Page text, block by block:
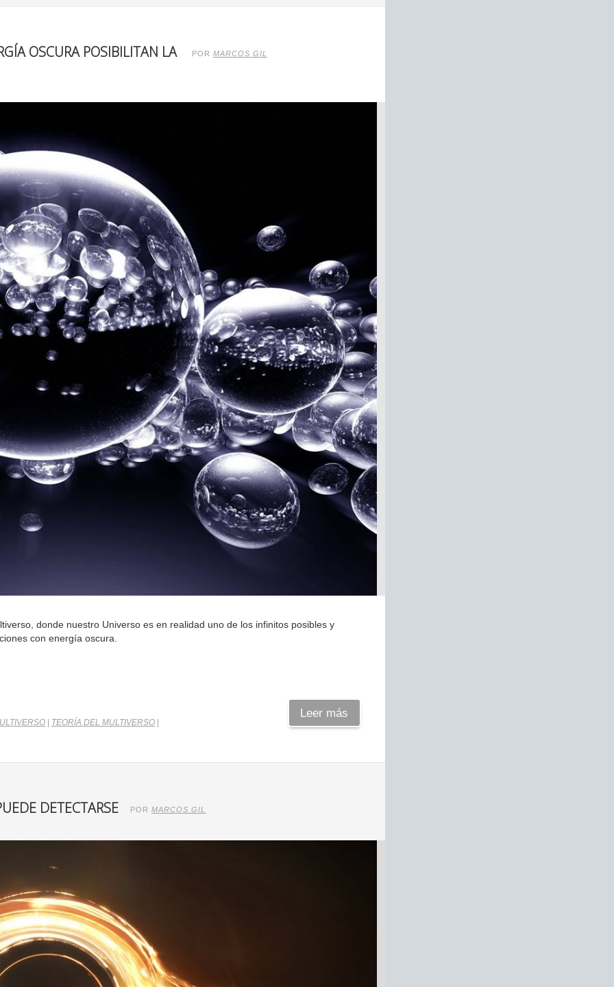
OSCURA POSIBILITAN LA POR MARCOS GIL
donde nuestro Universo es en realidad uno de los infinitos posibles y
con energía oscura.
TEORÍA DEL MULTIVERSO
Leer más
DETECTARSE PORMARCOS GIL